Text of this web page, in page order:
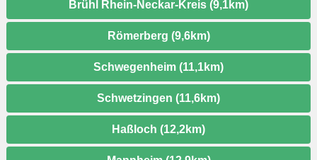
Brühl Rhein-Neckar-Kreis (9,1km)
Römerberg (9,6km)
Schwegenheim (11,1km)
Schwetzingen (11,6km)
Haßloch (12,2km)